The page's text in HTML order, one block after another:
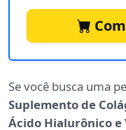
Se você busca uma
Suplemento de
Ácido Hialurônico e